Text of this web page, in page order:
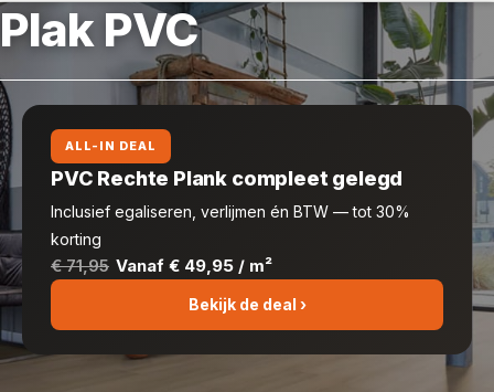
Plak PVC
ALL-IN DEAL
PVC Rechte Plank compleet gelegd
Inclusief egaliseren, verlijmen én BTW — tot 30%
korting
€ 71,95 Vanaf € 49,95 / m²
Bekijk de deal ›